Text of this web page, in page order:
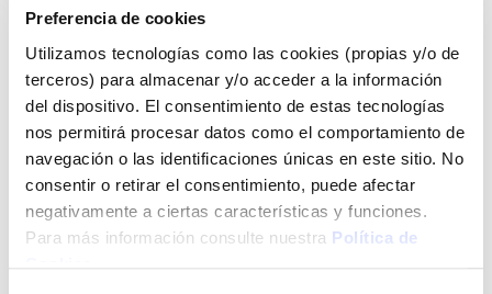
Preferencia de cookies
Utilizamos tecnologías como las cookies (propias y/o de
terceros) para almacenar y/o acceder a la información
del dispositivo. El consentimiento de estas tecnologías
nos permitirá procesar datos como el comportamiento de
navegación o las identificaciones únicas en este sitio. No
consentir o retirar el consentimiento, puede afectar
negativamente a ciertas características y funciones.
Para más información consulte nuestra Política de
adhiera a su superficie. Cuerpo de latón cromado CW617N
cierre de polímero antical.
Ver más
4,60 €
Agotado